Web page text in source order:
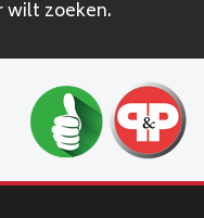
wilt zoeken.